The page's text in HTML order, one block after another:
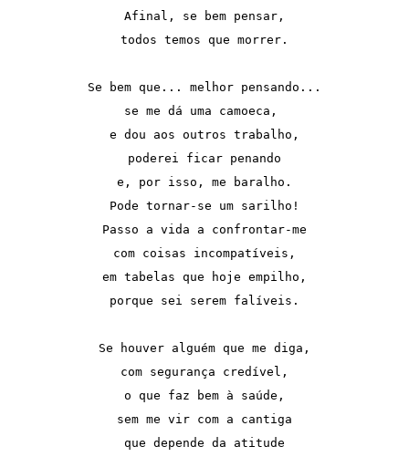
Afinal, se bem pensar,
todos temos que morrer.
Se bem que... melhor pensando...
se me dá uma camoeca,
e dou aos outros trabalho,
poderei ficar penando
e, por isso, me baralho.
Pode tornar-se um sarilho!
Passo a vida a confrontar-me
com coisas incompatíveis,
em tabelas que hoje empilho,
porque sei serem falíveis.
Se houver alguém que me diga,
com segurança credível,
o que faz bem à saúde,
sem me vir com a cantiga
que depende da atitude